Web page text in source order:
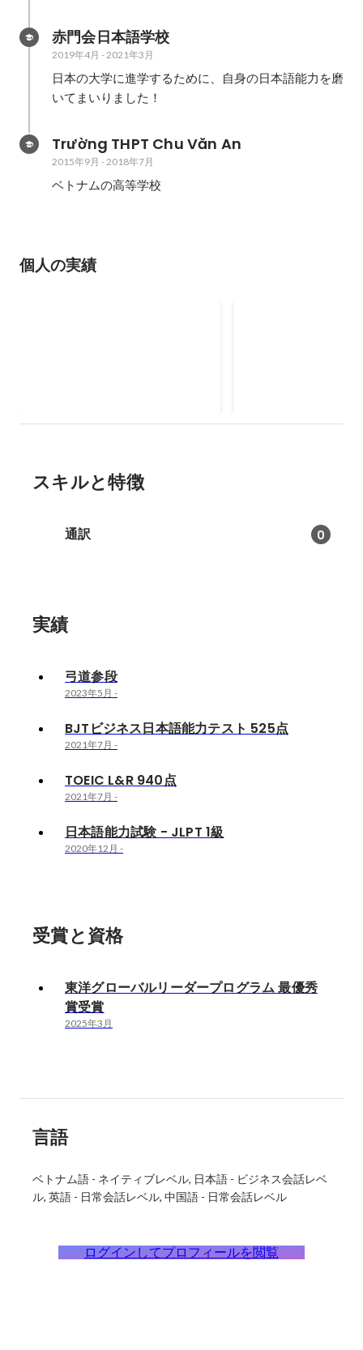
赤門会日本語学校
2019年4月 -2021年3月
日本の大学に進学するために、自身の日本語能力を磨
いてまいりました！
Trường THPT Chu Văn An
2015年9月 -2018年7月
ベトナムの高等学校
個人の実績
スキルと特徴
通訳 0
実績
弓道参段
2023年5月 -
BJTビジネス日本語能力テスト 525点
2021年7月 -
TOEIC L&R 940点
2021年7月 -
日本語能力試験 - JLPT 1級
2020年12月 -
受賞と資格
東洋グローバルリーダープログラム 最優秀
賞受賞
2025年3月
言語
ベトナム語 - ネイティブレベル 日本語 - ビジネス会話レベ
ル 英語 - 日常会話レベル 中国語 - 日常会話レベル
ログインしてプロフィールを閲覧